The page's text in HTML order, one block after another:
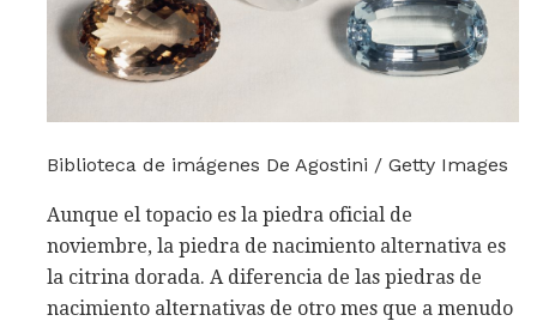
Biblioteca de imágenes De Agostini / Getty Images
Aunque el topacio es la piedra oficial de
noviembre, la piedra de nacimiento alternativa es
la citrina dorada. A diferencia de las piedras de
nacimiento alternativas de otro mes que a menudo